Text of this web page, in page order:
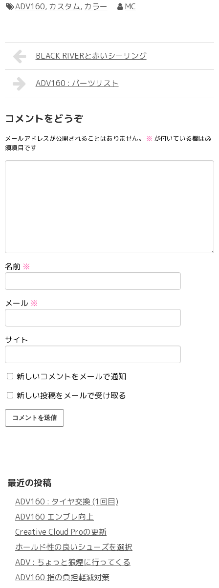
ADV160, カスタム, カラー MC
BLACK RIVERと赤いシーリング
ADV160 : パーツリスト
コメントをどうぞ
メールアドレスが公開されることはありません。 ※ が付いている欄は必
須項目です
名前 ※
メール ※
サイト
新しいコメントをメールで通知
新しい投稿をメールで受け取る
最近の投稿
ADV160 : タイヤ交換 (1回目)
ADV160 エンブレ向上
Creative Cloud Proの更新
ホールド性の良いシューズを選択
ADV : ちょっと狼煙に行ってくる
ADV160 指の負担軽減対策